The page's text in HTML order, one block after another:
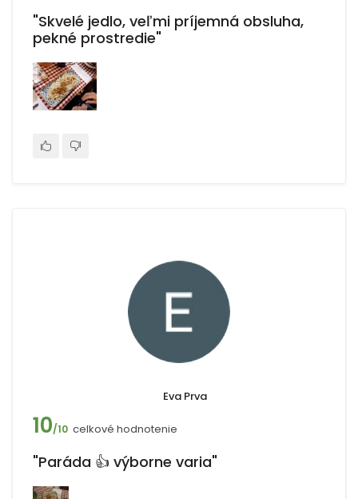
"Skvelé jedlo, veľmi príjemná obsluha,
pekné prostredie"
Eva Prva
10/10 celkové hodnotenie
"Paráda 👍 výborne varia"